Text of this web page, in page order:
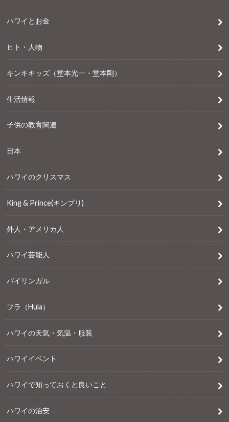
ハワイとお金
ヒト・人物
キンキキッズ（堂本光一・堂本剛）
生活情報
子供の教育関連
日本
ハワイのクリスマス
King & Prince(キンプリ)
外人・アメリカ人
ハワイ芸能人
バイリンガル
フラ（Hula）
ハワイの天気・気温・服装
ハワイイベント
ハワイで知っておくと良いこと
ハワイの治安